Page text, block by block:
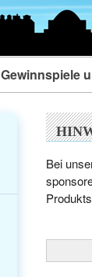
Gewinnspiele
Bei